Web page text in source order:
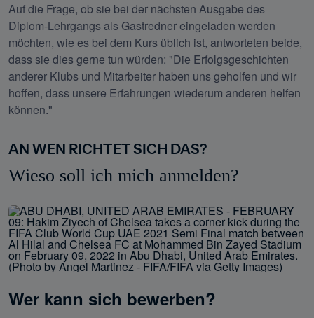
Auf die Frage, ob sie bei der nächsten Ausgabe des
Diplom-Lehrgangs als Gastredner eingeladen werden
möchten, wie es bei dem Kurs üblich ist, antworteten beide,
dass sie dies gerne tun würden: "Die Erfolgsgeschichten
anderer Klubs und Mitarbeiter haben uns geholfen und wir
hoffen, dass unsere Erfahrungen wiederum anderen helfen
können."
AN WEN RICHTET SICH DAS?
Wieso soll ich mich anmelden?
Wer kann sich bewerben?